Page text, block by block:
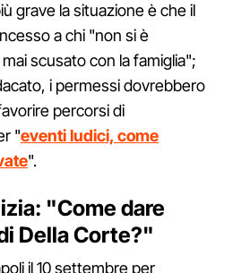
grave la situazione è che il
a chi "non si è
scusato con la famiglia";
i permessi dovrebbero
percorsi di
"eventi ludici, come
".
"Come dare
Della Corte?"
il 10 settembre per